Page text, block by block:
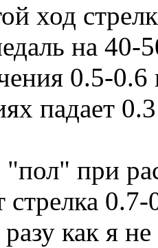
ход
на 40-
0.5-
падает
"пол" при
стрелка
как я не